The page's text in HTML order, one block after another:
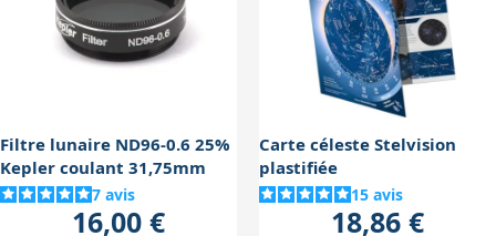
ici) ne fera qu’amplifier ces effets négatifs.
un ciel sombre et une bonne acclimatation de l’œil. Le
rapport f/7.9 offre un champ modéré, ce qui signifie
qu'on voit un champ plus restreint qu'avec une lunette
à grand champ, mais avec plus de détails. Ce télescope
est donc un bon compromis pour débuter en ciel
profond, surtout sous un ciel peu pollué.
Filtre lunaire ND96-0.6 25%
Kepler coulant 31,75mm
7 avis
16,00 €
Carte céleste Stelvision
plastifiée
15 avis
18,86 €